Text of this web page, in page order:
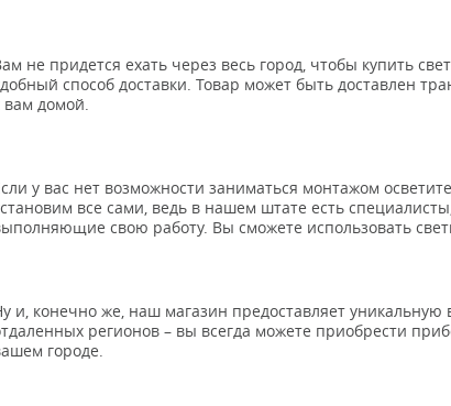
не придется ехать через весь город, чтобы купить
способ доставки. Товар может быть доставлен
вам домой.
у вас нет возможности заниматься монтажом
все сами, ведь в нашем штате есть
свою работу. Вы сможете использовать
и, конечно же, наш магазин предоставляет уникальную
регионов – вы всегда можете приобрести
городе.